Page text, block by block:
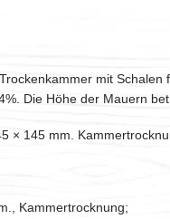
mit
Die Höhe der Mauern
× 145 mm.
Kammertrocknung;